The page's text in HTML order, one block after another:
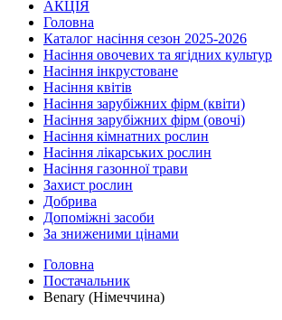
АКЦІЯ
Головна
Каталог насіння сезон 2025-2026
Насіння овочевих та ягідних культур
Насіння інкрустоване
Насіння квітів
Насіння зарубіжних фірм (квіти)
Насіння зарубіжних фірм (овочі)
Насіння кімнатних рослин
Насіння лікарських рослин
Насіння газонної трави
Захист рослин
Добрива
Допоміжні засоби
За зниженими цінами
Головна
Постачальник
Benary (Німеччина)